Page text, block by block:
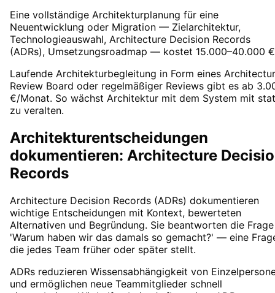
Eine vollständige Architekturplanung für eine
Neuentwicklung oder Migration — Zielarchitektur,
Technologieauswahl, Architecture Decision Records
(ADRs), Umsetzungsroadmap — kostet 15.000–40.000
Laufende Architekturbegleitung in Form eines
Review Board oder regelmäßiger Reviews gibt es ab
€/Monat. So wächst Architektur mit dem System mit
zu veralten.
Architekturentscheidungen
dokumentieren: Architecture
Records
Architecture Decision Records (ADRs) dokumentieren
wichtige Entscheidungen mit Kontext, bewerteten
Alternativen und Begründung. Sie beantworten die Frage
'Warum haben wir das damals so gemacht?' — eine
die jedes Team früher oder später stellt.
ADRs reduzieren Wissensabhängigkeit von
und ermöglichen neue Teammitglieder schnell